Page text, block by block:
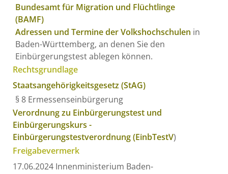
Bundesamt für Migration und Flüchtlinge
(BAMF)
Adressen und Termine derVolkshochschulen in
Baden-Württemberg, an denen Sie den
Einbürgerungstest ablegen können.
Rechtsgrundlage
Staatsangehörigkeitsgesetz (StAG)
§ 8 Ermessenseinbürgerung
Verordnung zu Einbürgerungstest und
Einbürgerungskurs -
Einbürgerungstestverordnung (EinbTestV)
Freigabevermerk
17.06.2024 Innenministerium Baden-